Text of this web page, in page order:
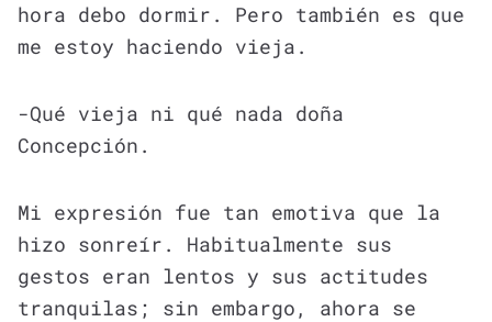
hora debo dormir. Pero también es que
me estoy haciendo vieja.
-Qué vieja ni qué nada doña
Concepción.
Mi expresión fue tan emotiva que la
hizo sonreír. Habitualmente sus
gestos eran lentos y sus actitudes
tranquilas; sin embargo, ahora se